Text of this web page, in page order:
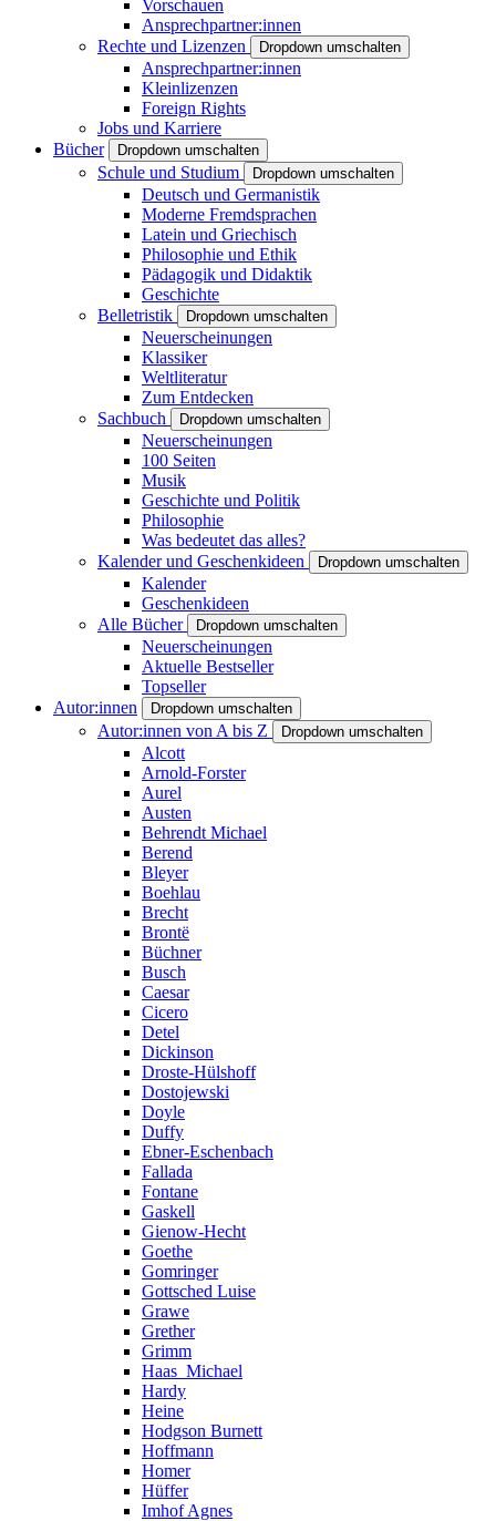
Vorschauen
Ansprechpartner:innen
Rechte und Lizenzen
Dropdown umschalten
Ansprechpartner:innen
Kleinlizenzen
Foreign Rights
Jobs und Karriere
Bücher
Dropdown umschalten
Schule und Studium Dropdown umschalten
Deutsch und Germanistik
Moderne Fremdsprachen
Latein und Griechisch
Philosophie und Ethik
Pädagogik und Didaktik
Geschichte
Belletristik
Dropdown umschalten
Neuerscheinungen
Klassiker
Weltliteratur
Zum Entdecken
Sachbuch
Dropdown umschalten
Neuerscheinungen
100 Seiten
Musik
Geschichte und Politik
Philosophie
Was bedeutet das alles?
Kalender und Geschenkideen
Dropdown umschalten
Kalender
Geschenkideen
Alle Bücher
Dropdown umschalten
Neuerscheinungen
Aktuelle Bestseller
Topseller
Autor:innen
Dropdown umschalten
Autor:innen von A bis Z Dropdown umschalten
Alcott
Arnold-Forster
Aurel
Austen
Behrendt Michael
Berend
Bleyer
Boehlau
Brecht
Brontë
Büchner
Busch
Caesar
Cicero
Detel
Dickinson
Droste-Hülshoff
Dostojewski
Doyle
Duffy
Ebner-Eschenbach
Fallada
Fontane
Gaskell
Gienow-Hecht
Goethe
Gomringer
Gottsched Luise
Grawe
Grether
Grimm
Haas_Michael
Hardy
Heine
Hodgson Burnett
Hoffmann
Homer
Hüffer
Imhof Agnes